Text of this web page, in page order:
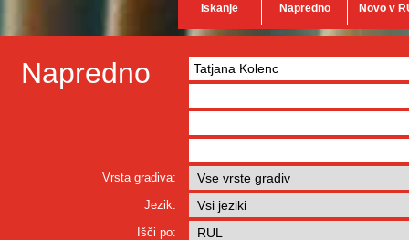
Iskanje Napredno Novo v
Napredno
Vrsta gradiva:
Jezik:
Išči po: